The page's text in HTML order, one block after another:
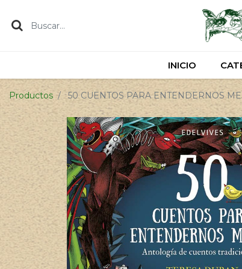
INICIO
INICIO
Productos 50 CUENTOS PARA ENTENDERNOS